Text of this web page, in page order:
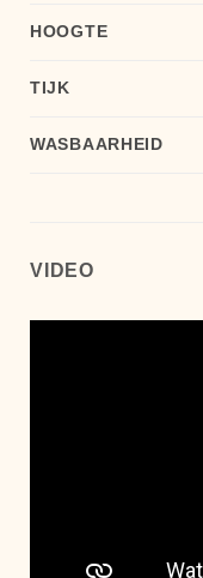
HOOGTE
TIJK
WASBAARHEID
VIDEO